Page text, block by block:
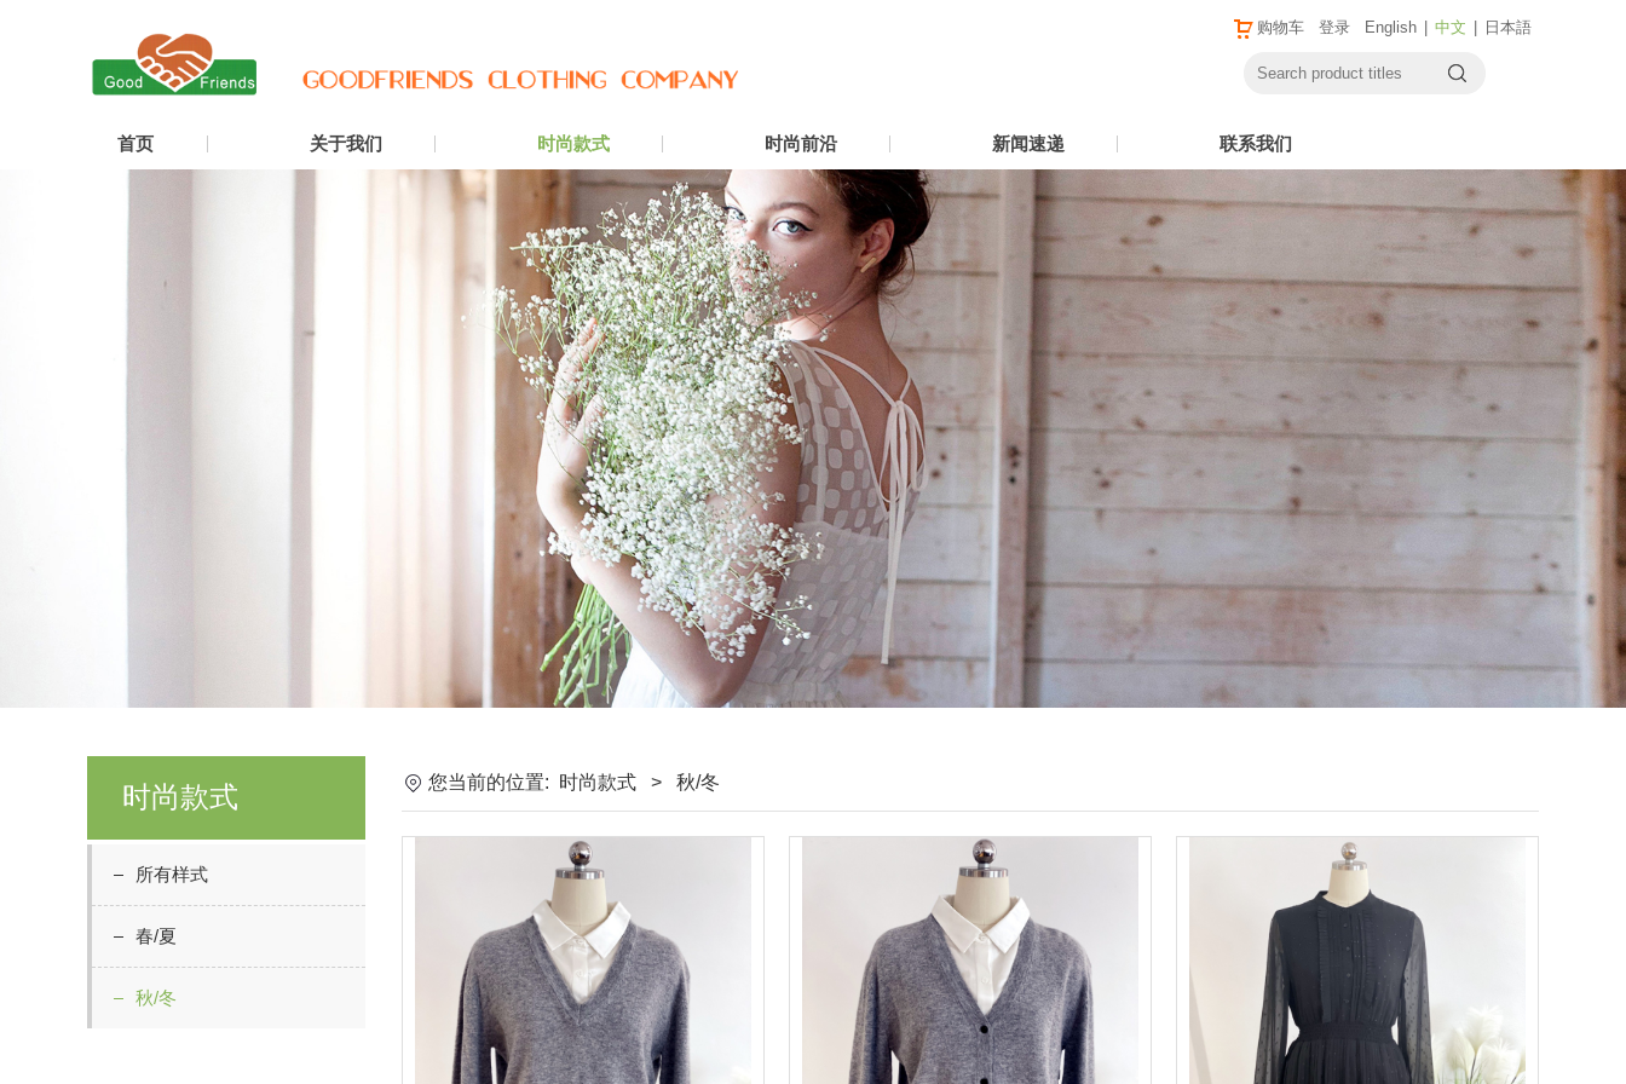
English 中文 日本語
登录
购物车
首页 关于我们 时尚款式 时尚前沿 新闻速递 联系我们
时尚款式
所有样式
春/夏
秋/冬
您当前的位置: 时尚款式 > 秋/冬